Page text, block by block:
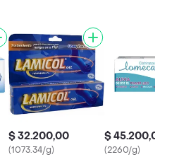
$ 32.200,00
(1073.34/g)
$ 45.200,00
(2260/g)